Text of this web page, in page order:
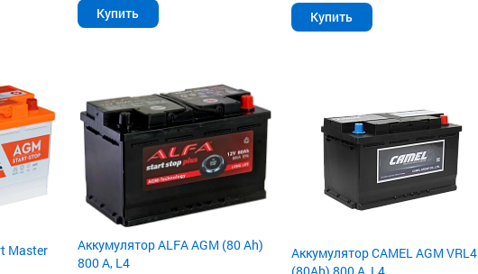
Купить Купить
Master
Аккумулятор ALFA AGM (80 Ah)
800 А, L4
Аккумулятор CAMEL AGM VRL4